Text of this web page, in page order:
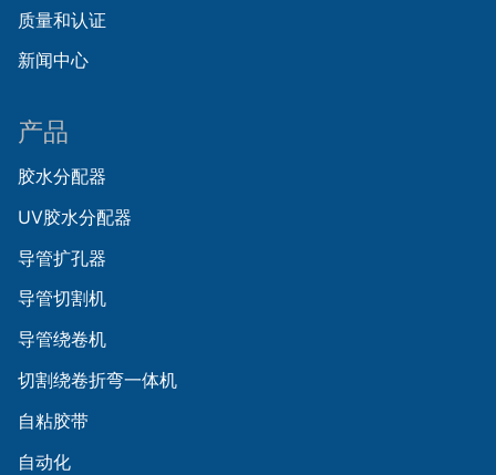
质量和认证
新闻中心
产品
胶水分配器
UV胶水分配器
导管扩孔器
导管切割机
导管绕卷机
切割绕卷折弯一体机
自粘胶带
自动化